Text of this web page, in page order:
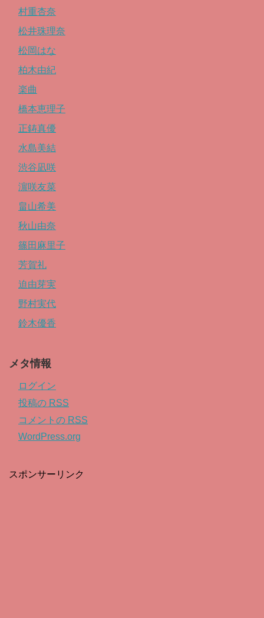
村重杏奈
松井珠理奈
松岡はな
柏木由紀
楽曲
橋本恵理子
正鋳真優
水島美結
渋谷凪咲
濵咲友菜
畠山希美
秋山由奈
篠田麻里子
芳賀礼
迫由芽実
野村実代
鈴木優香
メタ情報
ログイン
投稿の RSS
コメントの RSS
WordPress.org
スポンサーリンク